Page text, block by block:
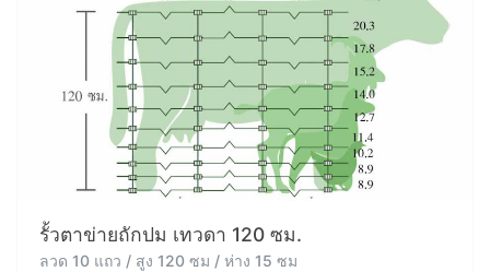
รั้วตาข่ายถักปม เทวดา 120 ซม.
ลวด 10 แถว / สูง 120 ซม / ห่าง 15 ซม